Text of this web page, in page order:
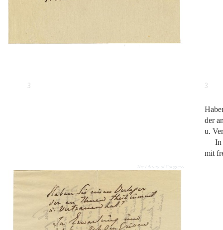
3 3
The Library of Congress
der
u.
In
mit